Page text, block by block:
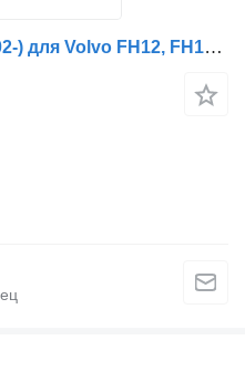
Cordiant FH12 2-seeria (01.02-) для Volvo FH12, FH16, NH12, FH, VNL780 (1993-2014)